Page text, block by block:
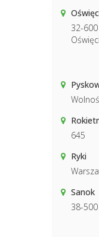
32-
645
Ryki
Sanok
38-